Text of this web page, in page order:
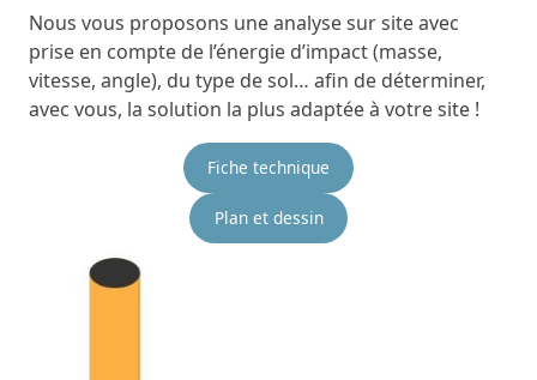
Nous vous proposons une analyse sur site avec
prise en compte de l’énergie d’impact (masse,
vitesse, angle), du type de sol… afin de déterminer,
avec vous, la solution la plus adaptée à votre site !
Fiche technique
Plan et dessin